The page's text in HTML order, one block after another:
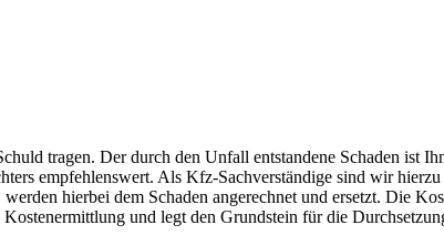
tragen. Der durch den Unfall entstandene Schaden ist
empfehlenswert. Als Kfz-Sachverständige sind wir
hierbei dem Schaden angerechnet und ersetzt. Die
und legt den Grundstein für die